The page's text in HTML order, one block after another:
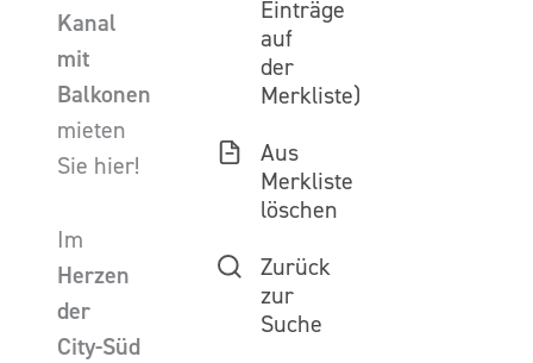
Kanal
mit
Balkonen
mieten
Sie hier!
Im
Herzen
der
City-Süd
Einträge
auf
der
Merkliste)
Aus
Merkliste
löschen
Zurück
zur
Suche